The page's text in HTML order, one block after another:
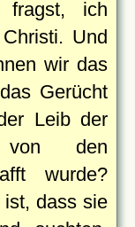
fragst, ich
Und
wir das
Gerücht
Leib der
von den
wurde?
ist, dass sie